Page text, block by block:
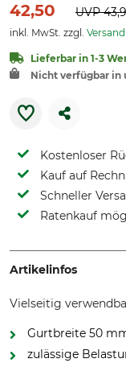
42,50 UVP
inkl. MwSt. zzgl.
Lieferbar in 1-3
Nicht verfügbar in
Kostenloser
Kauf auf
Schneller
Ratenkauf
Artikelinfos
Vielseitig
Gurtbreite 50
zulässige